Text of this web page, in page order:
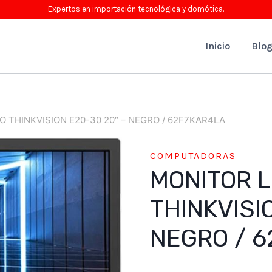
Expertos en importación tecnológica y domótica.
Inicio
THINKVISION E20-30 20″ – NEGRO / 62F7KAR4LA
COMPUTADORAS
MONITOR
NEGRO /